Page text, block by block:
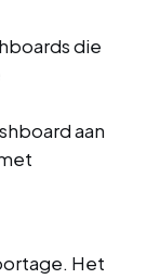
die
aan
Het